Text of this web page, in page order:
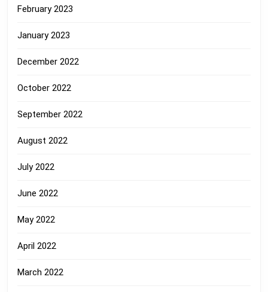
February 2023
January 2023
December 2022
October 2022
September 2022
August 2022
July 2022
June 2022
May 2022
April 2022
March 2022